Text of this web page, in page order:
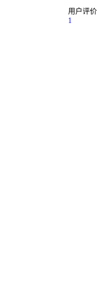
用户评价
1